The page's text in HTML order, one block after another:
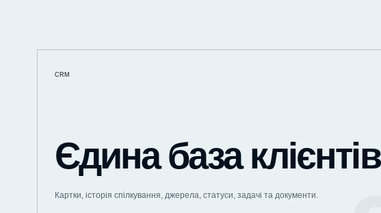
CRM
Єдина база клієнтів
Картки, історія спілкування, джерела, статуси, задачі та документи.